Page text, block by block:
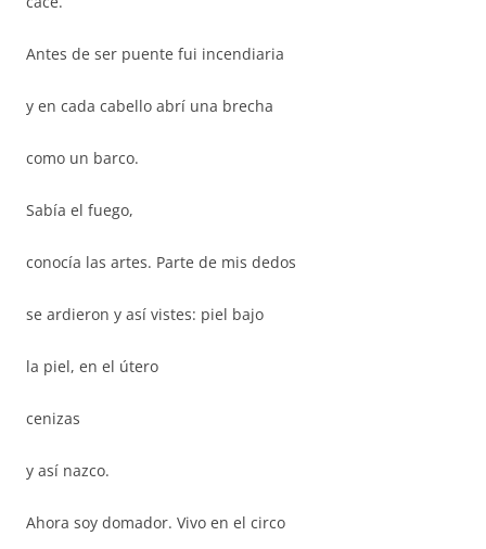
Antes de ser puente fui incendiaria
y en cada cabello abrí una brecha
como un barco.
Sabía el fuego,
conocía las artes. Parte de mis dedos
se ardieron y así vistes: piel bajo
la piel, en el útero
cenizas
y así nazco.
Ahora soy domador. Vivo en el circo